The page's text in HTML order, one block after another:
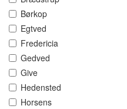
Børkop
Egtved
Fredericia
Gedved
Give
Hedensted
Horsens